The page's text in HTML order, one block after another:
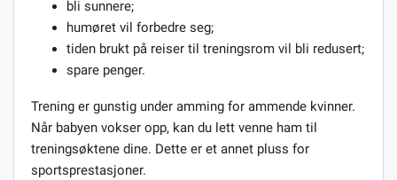
bli sunnere;
humøret vil forbedre seg;
tiden brukt på reiser til treningsrom vil bli redusert;
spare penger.
Trening er gunstig under amming for ammende kvinner.
Når babyen vokser opp, kan du lett venne ham til
treningsøktene dine. Dette er et annet pluss for
sportsprestasjoner.